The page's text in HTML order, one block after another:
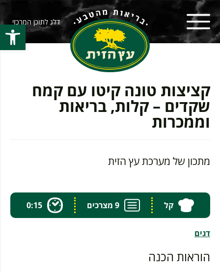
פתח
דלג לתוכן המרכזי
קציצות טונה קיטו עם קמח
שקדים – קלות, בריאות
וממכרות
מתכון של מערכת עץ הזית
קל 9 מצרכים 0:15
דגים
הוראות הכנה